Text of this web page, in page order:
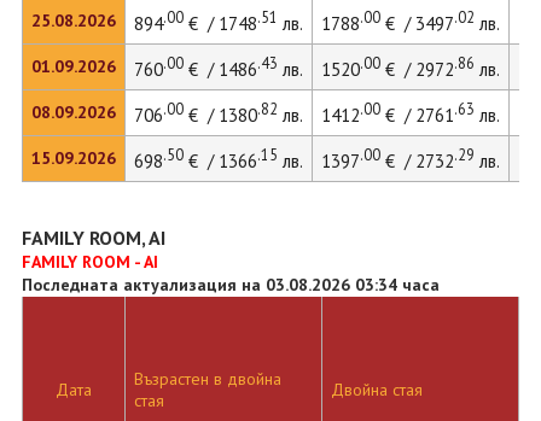
25.08.2026
01.09.2026
08.09.2026
15.09.2026
894.00€ / 1748.51 лв. 1788.00€ / 3497.02 лв.
760.00€ / 1486.43 лв. 1520.00€ / 2972.86 лв.
706.00€ / 1380.82 лв. 1412.00€ / 2761.63 лв.
698.50€ / 1366.15 лв. 1397.00€ / 2732.29 лв.
FAMILY ROOM, AI
FAMILY ROOM - AI
Последната актуализация на 03.08.2026 03:34 часа
Дата
Възрастен в двойна
стая
Двойна стая